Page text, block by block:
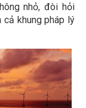
nhỏ, đòi hỏi
cả khung pháp lý